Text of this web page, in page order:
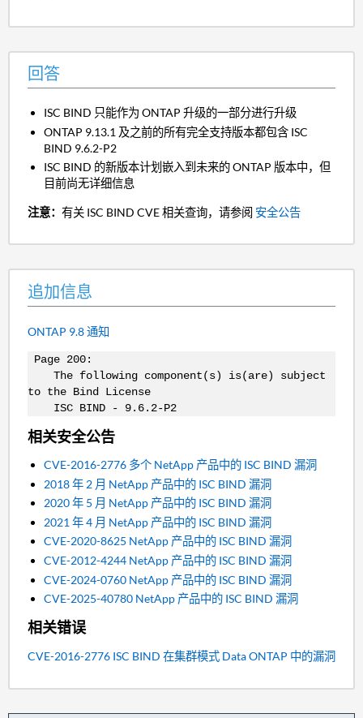
回答
ISC BIND 只能作为 ONTAP 升级的一部分进行升级
ONTAP 9.13.1 及之前的所有完全支持版本都包含 ISC
BIND 9.6.2-P2
ISC BIND 的新版本计划嵌入到未来的 ONTAP 版本中，但
目前尚无详细信息
注意： 有关 ISC BIND CVE 相关查询，请参阅 安全公告
追加信息
ONTAP 9.8 通知
Page 200:
The following component(s) is(are) subject
to the Bind License
ISC BIND - 9.6.2-P2
相关安全公告
CVE-2016-2776 多个 NetApp 产品中的 ISC BIND 漏洞
2018 年 2 月 NetApp 产品中的 ISC BIND 漏洞
2020 年 5 月 NetApp 产品中的 ISC BIND 漏洞
2021 年 4 月 NetApp 产品中的 ISC BIND 漏洞
CVE-2020-8625 NetApp 产品中的 ISC BIND 漏洞
CVE-2012-4244 NetApp 产品中的 ISC BIND 漏洞
CVE-2024-0760 NetApp 产品中的 ISC BIND 漏洞
CVE-2025-40780 NetApp 产品中的 ISC BIND 漏洞
相关错误
CVE-2016-2776 ISC BIND 在集群模式 Data ONTAP 中的漏洞